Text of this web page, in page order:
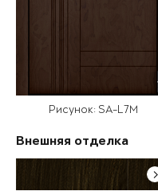
Рисунок: SA-L7M
Внешняя отделка